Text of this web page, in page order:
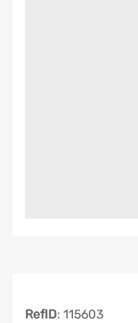
RefID: 115603